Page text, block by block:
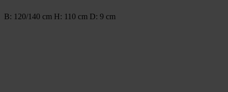
B: 120/140 cm H: 110 cm D: 9 cm